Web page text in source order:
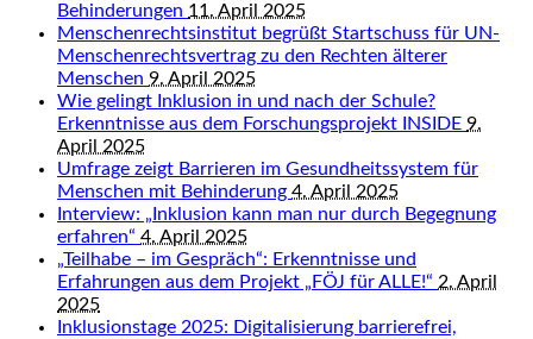
Behinderungen 11. April 2025
Menschenrechtsinstitut begrüßt Startschuss für UN-
Menschenrechtsvertrag zu den Rechten älterer
Menschen 9. April 2025
Wie gelingt Inklusion in und nach der Schule?
Erkenntnisse aus dem Forschungsprojekt INSIDE 9.
April 2025
Umfrage zeigt Barrieren im Gesundheitssystem für
Menschen mit Behinderung 4. April 2025
Interview: „Inklusion kann man nur durch Begegnung
erfahren“ 4. April 2025
„Teilhabe – im Gespräch“: Erkenntnisse und
Erfahrungen aus dem Projekt „FÖJ für ALLE!“ 2. April
2025
Inklusionstage 2025: Digitalisierung barrierefrei,